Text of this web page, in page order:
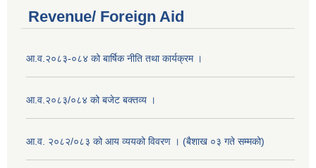
Revenue/ Foreign Aid
आ.व.२०८३-०८४ को बार्षिक नीति तथा कार्यक्रम ।
आ.व.२०८३/०८४ को बजेट बक्तव्य ।
आ.व. २०८२/०८३ को आय व्ययको विवरण । (बैशाख ०३ गते सम्मको)